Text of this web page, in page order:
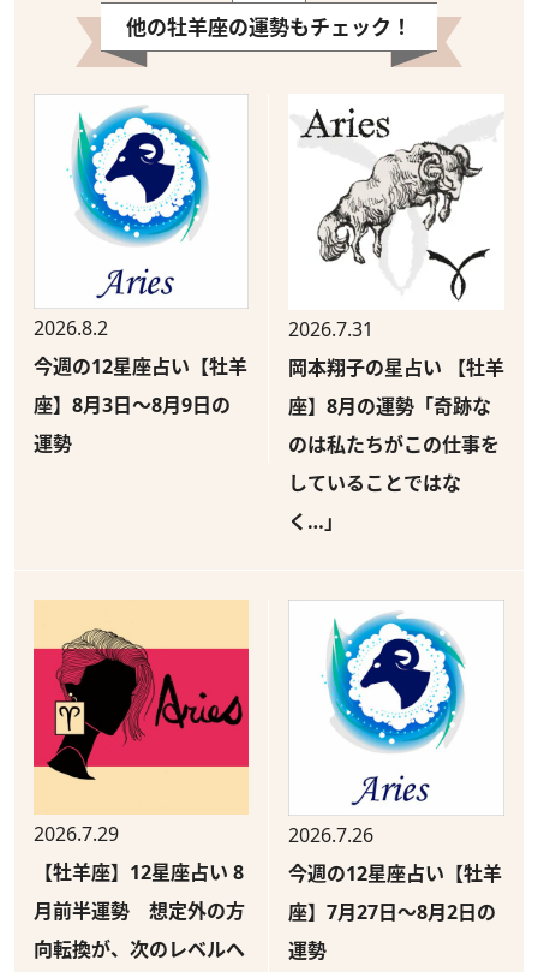
他の牡羊座の運勢もチェック！
2026.8.2
今週の12星座占い【牡羊
座】8月3日～8月9日の
運勢
2026.7.31
岡本翔子の星占い 【牡羊
座】8月の運勢「奇跡な
のは私たちがこの仕事を
していることではな
く…」
2026.7.29
【牡羊座】12星座占い 8
月前半運勢 想定外の方
向転換が、次のレベルへ
2026.7.26
今週の12星座占い【牡羊
座】7月27日～8月2日の
運勢